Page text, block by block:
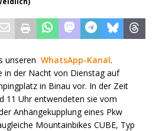
unseren WhatsApp-Kanal.
in der Nacht von Dienstag auf
in Binau vor. In der Zeit
11 Uhr entwendeten sie vom
Anhängekupplung eines Pkw
Mountainbikes CUBE, Typ